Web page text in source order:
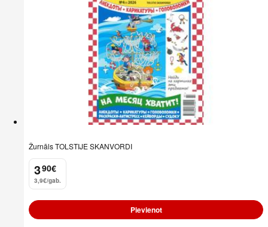
Žurnāls TOLSTIJE SKANVORDI
3
. 90€
3,9€/gab.
Pievienot